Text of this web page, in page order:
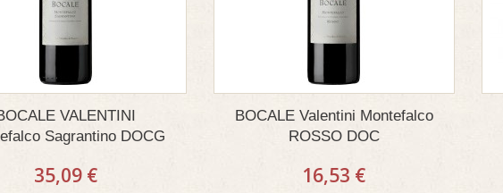
VALENTINI
Sagrantino DOCG
35,09 €
BOCALE Valentini Montefalco
ROSSO DOC
16,53 €